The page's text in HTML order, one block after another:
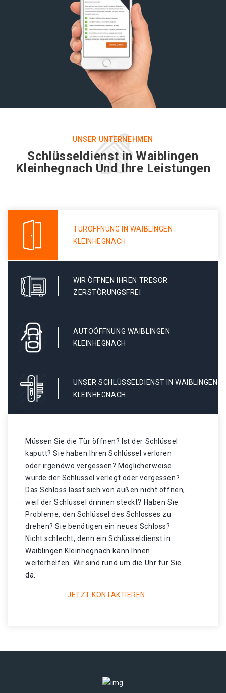
UNSER UNTERNEHMEN
Schlüsseldienst in Waiblingen
Kleinhegnach Und Ihre Leistungen
TÜRÖFFNUNG IN WAIBLINGEN
KLEINHEGNACH
WIR ÖFFNEN IHREN TRESOR
ZERSTÖRUNGSFREI
AUTOÖFFNUNG WAIBLINGEN
KLEINHEGNACH
UNSER SCHLÜSSELDIENST IN WAIBLINGEN
KLEINHEGNACH
Müssen Sie die Tür öffnen? Ist der Schlüssel
kaputt? Sie haben Ihren Schlüssel verloren
oder irgendwo vergessen? Möglicherweise
wurde der Schlüssel verlegt oder vergessen? .
Das Schloss lässt sich von außen nicht öffnen,
weil der Schlüssel drinnen steckt? Haben Sie
Probleme, den Schlüssel des Schlosses zu
drehen? Sie benötigen ein neues Schloss?
Nicht schlecht, denn ein Schlüsseldienst in
Waiblingen Kleinhegnach kann Ihnen
weiterhelfen. Wir sind rund um die Uhr für Sie
da.
JETZT KONTAKTIEREN